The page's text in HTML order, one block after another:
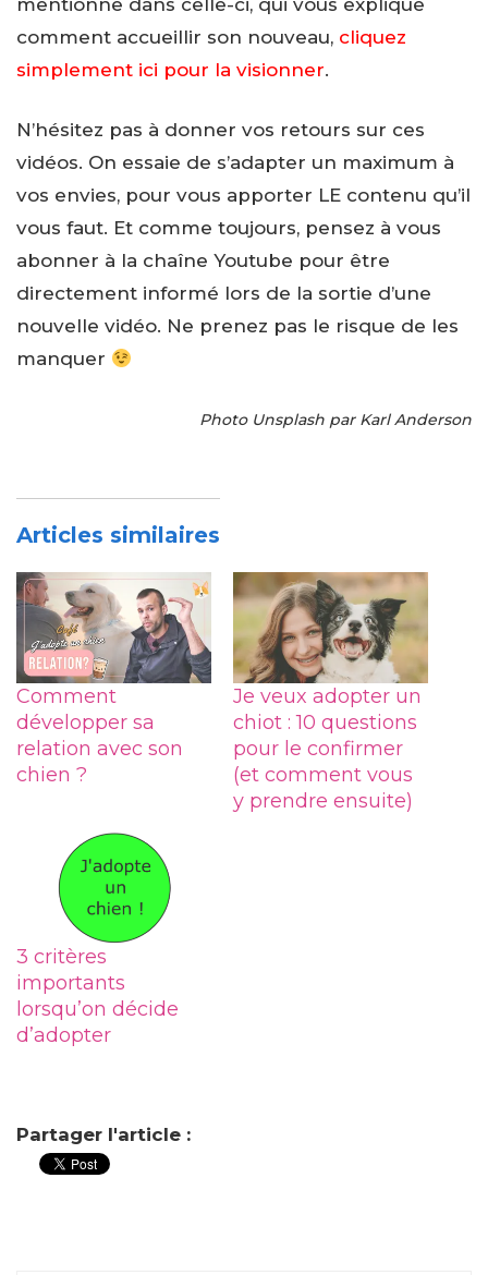
comment accueillir son nouveau, cliquez
simplement ici pour la visionner.
N’hésitez pas à donner vos retours sur ces
vidéos. On essaie de s’adapter un maximum à
vos envies, pour vous apporter LE contenu qu’il
vous faut. Et comme toujours, pensez à vous
abonner à la chaîne Youtube pour être
directement informé lors de la sortie d’une
nouvelle vidéo. Ne prenez pas le risque de les
manquer
Photo Unsplash par Karl Anderson
Articles similaires
Comment
développer sa
relation avec son
chien ?
Je veux adopter un
chiot : 10 questions
pour le confirmer
(et comment vous
y prendre ensuite)
3 critères
importants
lorsqu’on décide
d’adopter
Partager l'article :